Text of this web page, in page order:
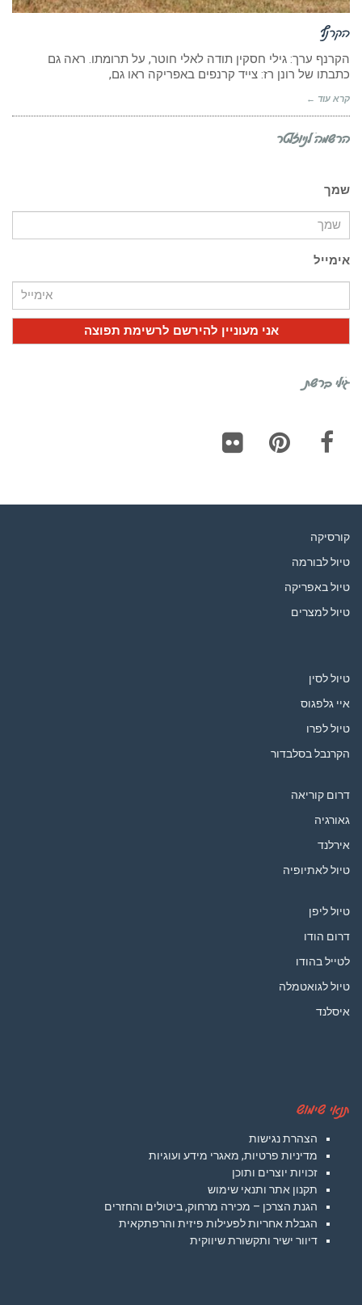
הקרנף
הקרנף ערך: גילי חסקין תודה לאלי חוטר, על תרומתו. ראה גם
כתבתו של רונן רז: צייד קרנפים באפריקה ראו גם,
קרא עוד ←
הרשמה לניוזלטר
שמך
אימייל
גילי ברשת
קורסיקה
טיול לבורמה
טיול באפריקה
טיול למצרים
טיול לסין
איי גלפגוס
טיול לפרו
הקרנבל בסלבדור
דרום קוריאה
גאורגיה
אירלנד
טיול לאתיופיה
טיול ליפן
דרום הודו
לטייל בהודו
טיול לגואטמלה
איסלנד
תנאי שימוש
הצהרת נגישות
מדיניות פרטיות, מאגרי מידע ועוגיות
זכויות יוצרים ותוכן
תקנון אתר ותנאי שימוש
הגנת הצרכן – מכירה מרחוק, ביטולים והחזרים
הגבלת אחריות לפעילות פיזית והרפתקאית
דיוור ישיר ותקשורת שיווקית